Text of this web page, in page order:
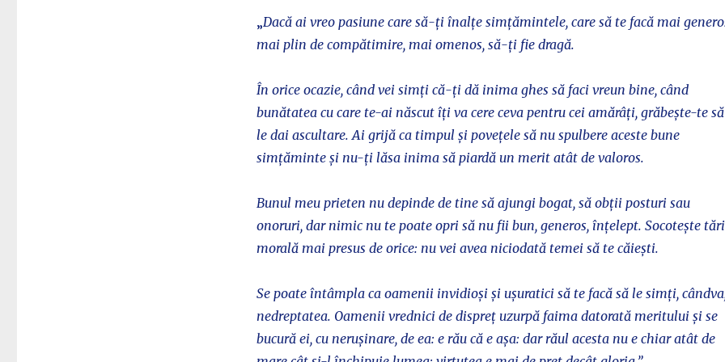
„Dacă ai vreo pasiune care să-ți înalțe simțămintele, care să te facă mai
mai plin de compătimire, mai omenos, să-ți fie dragă.
În orice ocazie, când vei simți că-ți dă inima ghes să faci vreun bine, când
bunătatea cu care te-ai născut îți va cere ceva pentru cei amărâți, grăbește-te să
le dai ascultare. Ai grijă ca timpul și povețele să nu spulbere aceste bune
simțăminte și nu-ți lăsa inima să piardă un merit atât de valoros.
Bunul meu prieten nu depinde de tine să ajungi bogat, să obții posturi sau
onoruri, dar nimic nu te poate opri să nu fii bun, generos, înțelept. Socotește
morală mai presus de orice: nu vei avea niciodată temei să te căiești.
Se poate întâmpla ca oamenii invidioși și ușuratici să te facă să le simți, cândva,
nedreptatea. Oamenii vrednici de dispreț uzurpă faima datorată meritului și se
bucură ei, cu nerușinare, de ea: e rău că e așa: dar răul acesta nu e chiar atât de